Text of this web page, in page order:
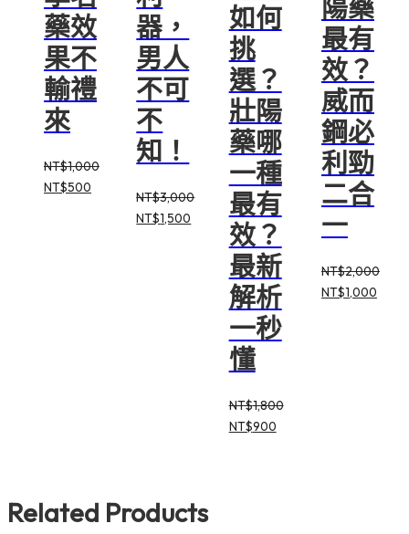
藥效
果不
輸禮
來
NT$1,000
原
NT$500
器，
男人
不可
不
知！
NT$3,000
原
NT$1,500
NT$1,500。
如何
挑
選？
壯陽
藥哪
一種
最有
效？
最新
解析
一秒
懂
NT$1,800
原
NT$900目
陽藥
最有
效？
威而
鋼必
利勁
二合
一
NT$2,000
原
NT$1,000目
Related Products